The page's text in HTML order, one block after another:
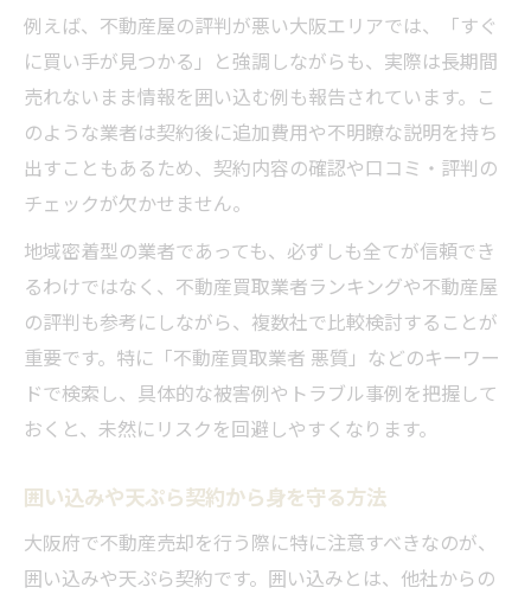
例えば、不動産屋の評判が悪い大阪エリアでは、「すぐ
に買い手が見つかる」と強調しながらも、実際は長期間
売れないまま情報を囲い込む例も報告されています。こ
のような業者は契約後に追加費用や不明瞭な説明を持ち
出すこともあるため、契約内容の確認や口コミ・評判の
チェックが欠かせません。
地域密着型の業者であっても、必ずしも全てが信頼でき
るわけではなく、不動産買取業者ランキングや不動産屋
の評判も参考にしながら、複数社で比較検討することが
重要です。特に「不動産買取業者 悪質」などのキーワー
ドで検索し、具体的な被害例やトラブル事例を把握して
おくと、未然にリスクを回避しやすくなります。
囲い込みや天ぷら契約から身を守る方法
大阪府で不動産売却を行う際に特に注意すべきなのが、
囲い込みや天ぷら契約です。囲い込みとは、他社からの